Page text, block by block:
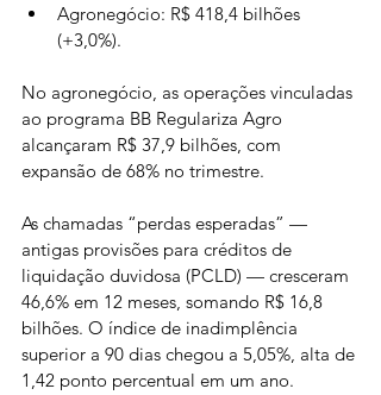
Agronegócio: R$ 418,4 bilhões
(+3,0%).
No agronegócio, as operações vinculadas
ao programa BB Regulariza Agro
alcançaram R$ 37,9 bilhões, com
expansão de 68% no trimestre.
As chamadas “perdas esperadas” —
antigas provisões para créditos de
liquidação duvidosa (PCLD) — cresceram
46,6% em 12 meses, somando R$ 16,8
bilhões. O índice de inadimplência
superior a 90 dias chegou a 5,05%, alta de
1,42 ponto percentual em um ano.